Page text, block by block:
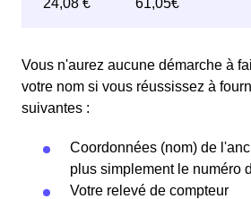
Vous n'aurez aucune démarche à
votre nom si vous réussissez à
suivantes :
Coordonnées (nom) de
plus simplement le numéro
Votre relevé de compteur